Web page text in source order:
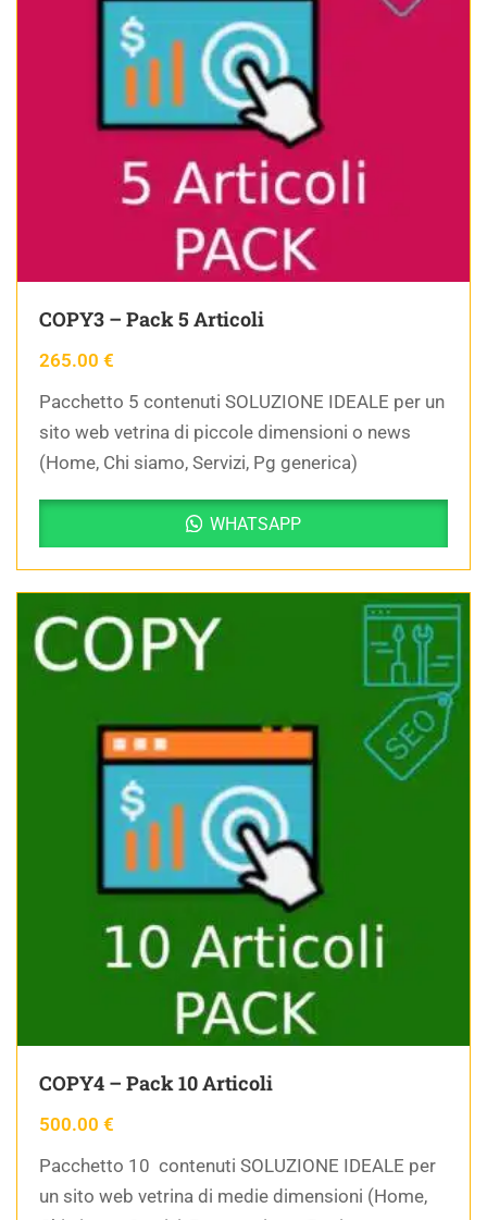
COPY3 – Pack 5 Articoli
265.00 €
Pacchetto 5 contenuti SOLUZIONE IDEALE per un
sito web vetrina di piccole dimensioni o news
(Home, Chi siamo, Servizi, Pg generica)
WHATSAPP
COPY4 – Pack 10 Articoli
500.00 €
Pacchetto 10 contenuti SOLUZIONE IDEALE per
un sito web vetrina di medie dimensioni (Home,